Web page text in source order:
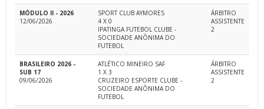
MÓDULO II - 2026
12/06/2026
SPORT CLUB AYMORES
4 X 0
IPATINGA FUTEBOL CLUBE -
SOCIEDADE ANÔNIMA DO
FUTEBOL
ÁRBITRO
ASSISTENTE
2
BRASILEIRO 2026 -
SUB 17
09/06/2026
ATLÉTICO MINEIRO SAF
1 X 3
CRUZEIRO ESPORTE CLUBE -
SOCIEDADE ANÔNIMA DO
FUTEBOL
ÁRBITRO
ASSISTENTE
2